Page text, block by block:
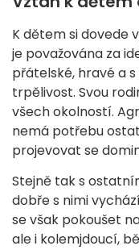
K dětem si dovede
je považována za
přátelské, hravé a
trpělivost. Svou
všech okolností.
nemá potřebu
projevovat se
Stejně tak s
dobře s nimi
se však pokoušet
ale i kolemjdoucí,